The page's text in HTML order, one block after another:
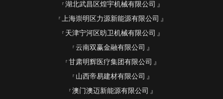
湖北武昌区煌宇机械有限公司
上海崇明区力源新能源有限公司
天津宁河区昉卫机械有限公司
云南双赢金融有限公司
甘肃明辉医疗集团有限公司
山西帝易建材有限公司
澳门澳迈新能源有限公司